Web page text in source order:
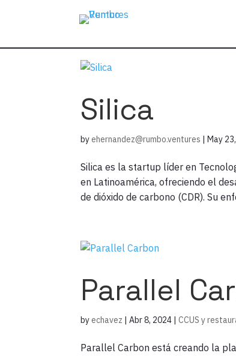
Silica
by ehernandez@rumbo.ventures |May
Silica es la startup líder en
en Latinoamérica, ofreciendo el
de dióxido de carbono (CDR). Su
Parallel
by echavez |Abr 8, 2024 |CCUS y
Parallel Carbon está creando la